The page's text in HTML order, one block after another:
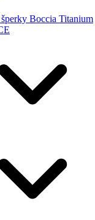
Boccia Titanium